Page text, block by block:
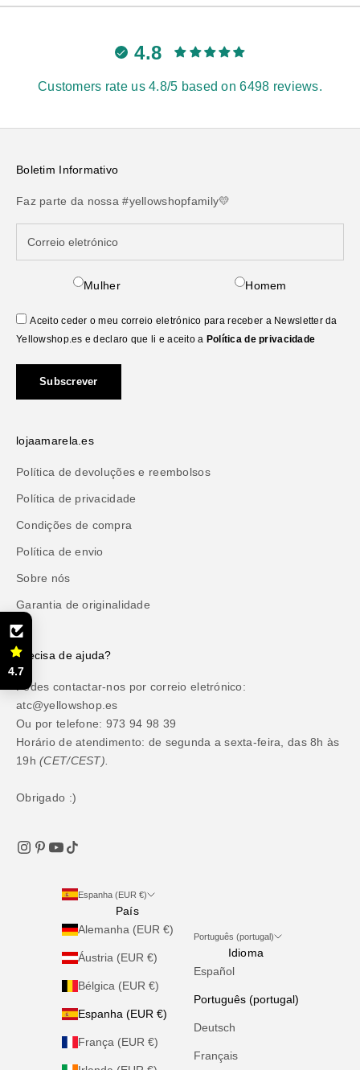
4.8
Customers rate us 4.8/5 based on 6498 reviews.
Boletim Informativo
Faz parte da nossa #yellowshopfamily💛
Mulher Homem
Aceito ceder o meu correio eletrónico para receber a Newsletter da
Yellowshop.es e declaro que li e aceito a Política de privacidade
Subscrever
lojaamarela.es
Política de devoluções e reembolsos
Política de privacidade
Condições de compra
Política de envio
Sobre nós
Garantia de originalidade
Precisa de ajuda?
Podes contactar-nos por correio eletrónico:
atc@yellowshop.es
Ou por telefone: 973 94 98 39
Horário de atendimento: de segunda a sexta-feira, das 8h às
19h(CET/CEST).
Obrigado :)
Espanha (EUR €)
País
Alemanha (EUR €)
Áustria (EUR €)
Bélgica (EUR €)
Espanha (EUR €)
França (EUR €)
Português (portugal)
Idioma
Español
Português (portugal)
Deutsch
Français
4.7